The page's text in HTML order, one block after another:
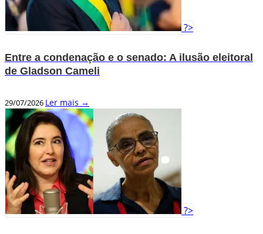
?>
Entre a condenação e o senado: A ilusão eleitoral
de Gladson Cameli
29/07/2026 Ler mais →
?>